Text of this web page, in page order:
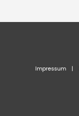
Impressum